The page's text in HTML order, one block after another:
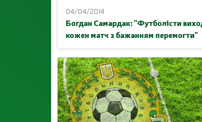
04/04/2014
Богдан Самардак: "Футболісти
кожен матч з бажанням перемогти"